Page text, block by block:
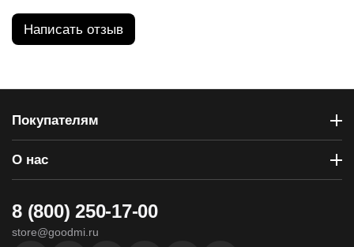
Написать отзыв
Покупателям
О нас
8 (800) 250-17-00
store@goodmi.ru